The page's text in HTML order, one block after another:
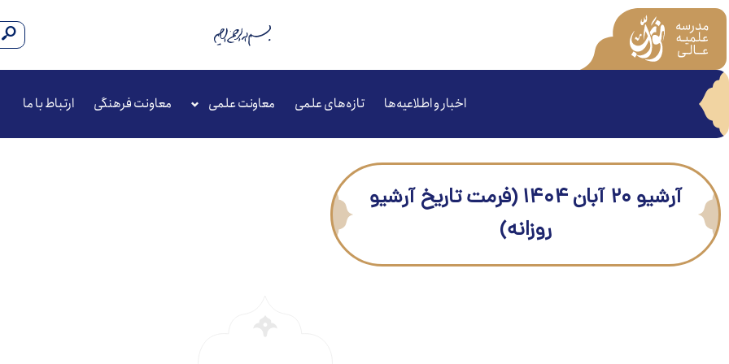
اخبار و اطلاعیه‌ها تازه‌های علمی معاونت علمی معاونت فرهنگی ارتباط با ما
آرشیو ۲۰ آبان ۱۴۰۴ (فرمت تاریخ آرشیو
روزانه)